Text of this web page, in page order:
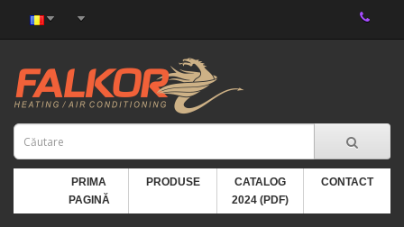
PRIMA
PAGINĂ
PRODUSE
CATALOG
2024 (PDF)
CONTACT